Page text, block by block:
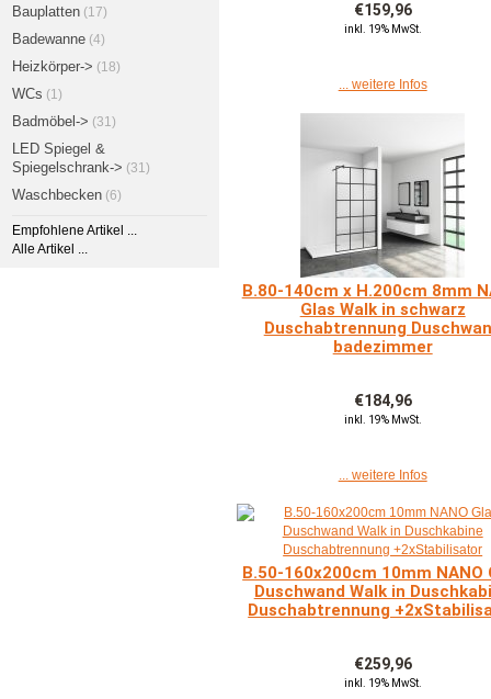
Bauplatten(17)
Badewanne(4)
Heizkörper-> (18)
WCs (1)
Badmöbel-> (31)
LED Spiegel &
Spiegelschrank-> (31)
Waschbecken(6)
Empfohlene Artikel ...
Alle Artikel ...
€159,96
inkl. 19% MwSt.
... weitere Infos
B.80-140cm x H.200cm 8mm
Glas Walk in schwarz
Duschabtrennung
badezimmer
€184,96
inkl. 19% MwSt.
... weitere Infos
B.50-160x200cm 10mm NANO
Duschwand Walk in
Duschabtrennung
€259,96
inkl. 19% MwSt.